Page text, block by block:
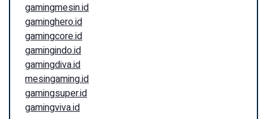
gamingmesin.id
gaminghero.id
gamingcore.id
gamingindo.id
gamingdiva.id
mesingaming.id
gamingsuper.id
gamingviva.id